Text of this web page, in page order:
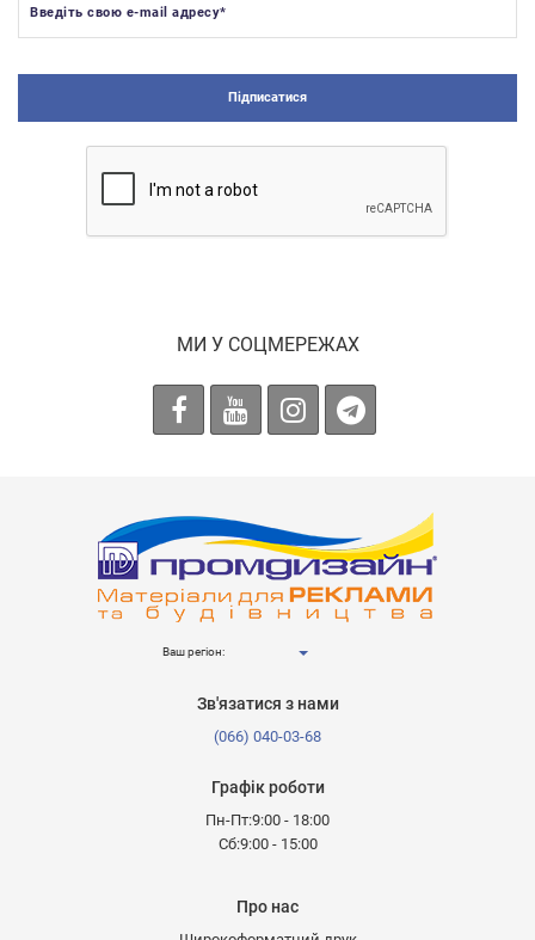
Введіть свою e-mail адресу*
Підписатися
МИ У СОЦМЕРЕЖАХ
Ваш регіон:
Зв'язатися з нами
(066) 040-03-68
Графік роботи
Пн-Пт:9:00 - 18:00
Сб:9:00 - 15:00
Про нас